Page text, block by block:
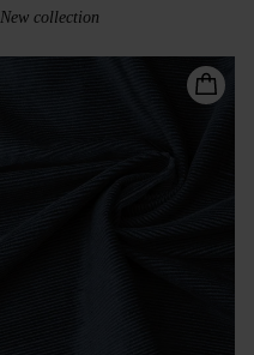
New collection